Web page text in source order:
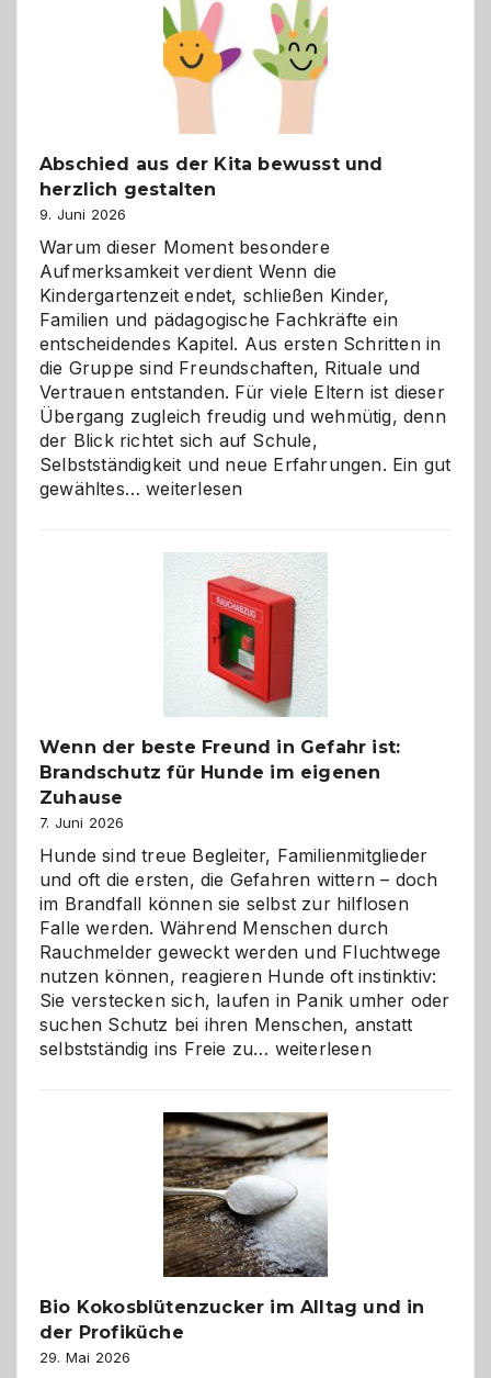
verstehen
Abschied aus der Kita bewusst und
herzlich gestalten
9. Juni 2026
Warum dieser Moment besondere
Aufmerksamkeit verdient Wenn die
Kindergartenzeit endet, schließen Kinder,
Familien und pädagogische Fachkräfte ein
entscheidendes Kapitel. Aus ersten Schritten in
die Gruppe sind Freundschaften, Rituale und
Vertrauen entstanden. Für viele Eltern ist dieser
Übergang zugleich freudig und wehmütig, denn
der Blick richtet sich auf Schule,
Selbstständigkeit und neue Erfahrungen. Ein gut
gewähltes…Abschied
bewusst
herzlich
gestalten
weiterlesen
Wenn der beste Freund in Gefahr ist:
Brandschutz für Hunde im eigenen
Zuhause
7. Juni 2026
Hunde sind treue Begleiter, Familienmitglieder
und oft die ersten, die Gefahren wittern – doch
im Brandfall können sie selbst zur hilflosen
Falle werden. Während Menschen durch
Rauchmelder geweckt werden und Fluchtwege
nutzen können, reagieren Hunde oft instinktiv:
Sie verstecken sich, laufen in Panik umher oder
suchen Schutz bei ihren Menschen, anstatt
selbstständig ins Freie zu… Wenn
Freund
in
Gefahr
ist:
Brandschutz
für
Hunde
eigenen
weiterlesen
Bio Kokosblütenzucker im Alltag und in
der Profiküche
29. Mai 2026